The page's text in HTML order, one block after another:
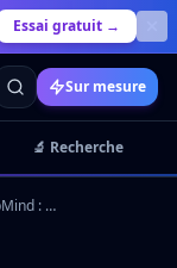
Essai gratuit →
Sur mesure
🔬 Recherche
Gemma 4 de Google DeepMind : Révolutionner l'analyse des PDF en images